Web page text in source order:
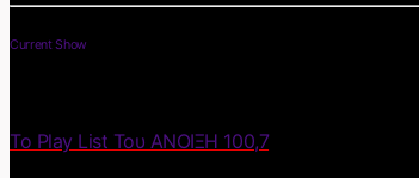
Current Show
Το Play List Του ΑΝΟΙΞΗ 100,7